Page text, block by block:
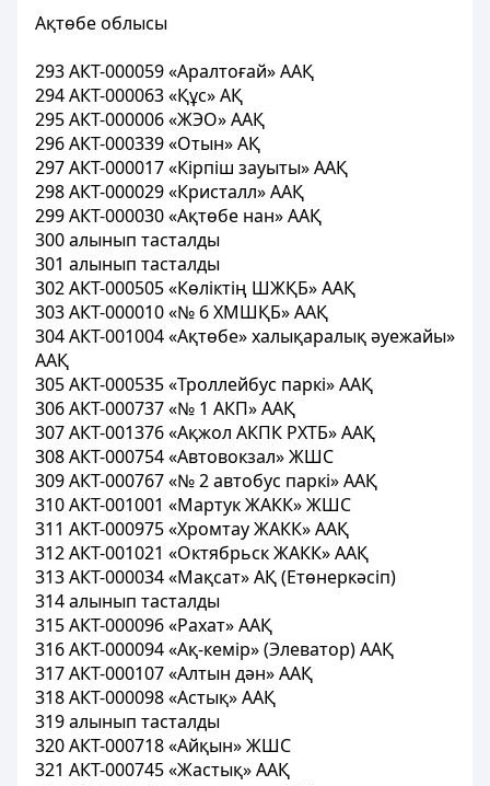
Ақтөбе облысы
293 АКТ-000059 «Аралтоғай» ААҚ
294 АКТ-000063 «Құс» АҚ
295 АКТ-000006 «ЖЭО» ААҚ
296 АКТ-000339 «Отын» АҚ
297 АКТ-000017 «Кірпіш зауыты» ААҚ
298 АКТ-000029 «Кристалл» ААҚ
299 АКТ-000030 «Ақтөбе нан» ААҚ
300 алынып тасталды
301 алынып тасталды
302 АКТ-000505 «Көліктің ШЖҚБ» ААҚ
303 АКТ-000010 «№ 6 ХМШҚБ» ААҚ
304 АКТ-001004 «Ақтөбе» халықаралық әуежайы»
ААҚ
305 АКТ-000535 «Троллейбус паркі» ААҚ
306 АКТ-000737 «№ 1 АКП» ААҚ
307 АКТ-001376 «Ақжол АКПК РХТБ» ААҚ
308 АКТ-000754 «Автовокзал» ЖШС
309 АКТ-000767 «№ 2 автобус паркі» ААҚ
310 АКТ-001001 «Мартук ЖАКК» ЖШС
311 АКТ-000975 «Хромтау ЖАКК» ААҚ
312 АКТ-001021 «Октябрьск ЖАКК» ААҚ
313 АКТ-000034 «Мақсат» АҚ (Етөнеркәсіп)
314 алынып тасталды
315 АКТ-000096 «Рахат» ААҚ
316 АКТ-000094 «Ақ-кемір» (Элеватор) ААҚ
317 АКТ-000107 «Алтын дән» ААҚ
318 АКТ-000098 «Астық» ААҚ
319 алынып тасталды
320 АКТ-000718 «Айқын» ЖШС
321 АКТ-000745 «Жастық» ААҚ